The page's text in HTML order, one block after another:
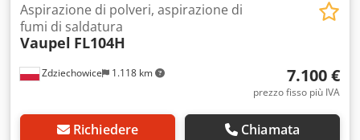
Zdziechowice 1.118 km
Aspirazione di polveri, aspirazione di
fumi di saldatura
Vaupel FL104H
7.100 €
prezzo fisso più IVA
Richiedere Chiamata